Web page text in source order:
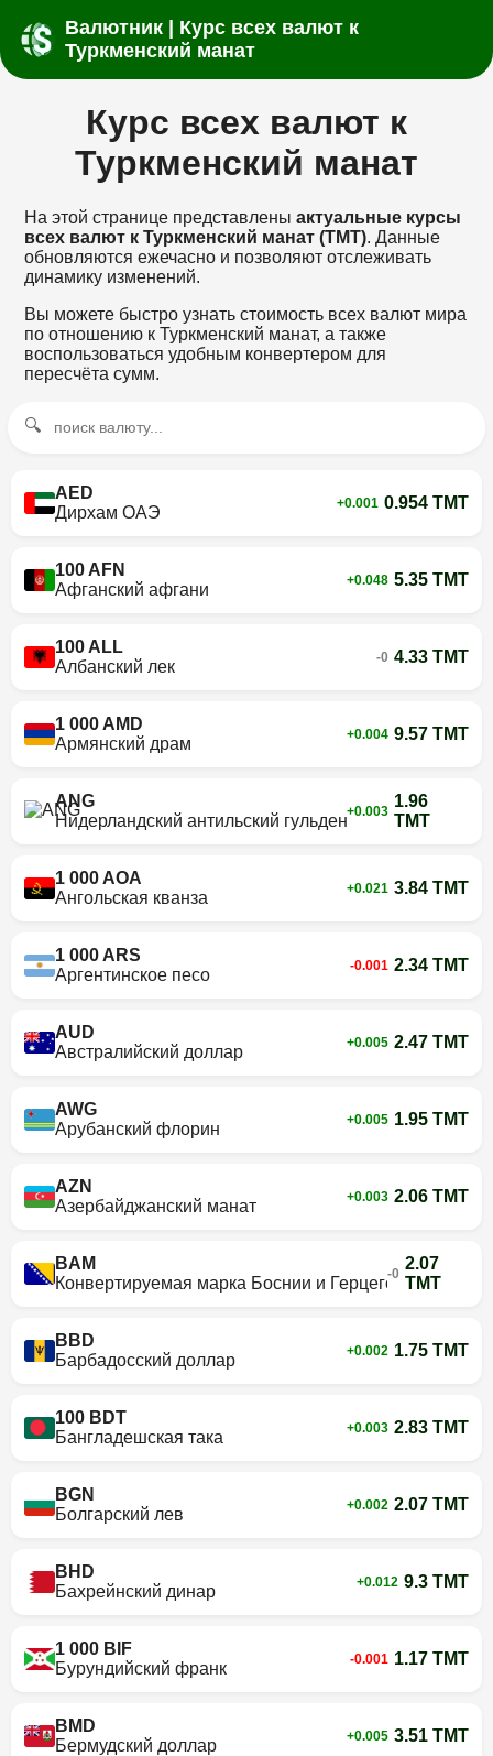
Валютник | Курс всех валют к
Туркменский манат
Курс всех валют к
Туркменский манат
На этой странице представленыактуальные курсы
всех валют к Туркменский манат (TMT). Данные
обновляются ежечасно и позволяют отслеживать
динамику изменений.
Вы можете быстро узнать стоимость всех валют мира
по отношению к Туркменский манат, а также
воспользоваться удобным конвертером для
пересчёта сумм.
🔍
AED
Дирхам ОАЭ
+0.001 0.954 TMT
100 AFN
Афганский афгани
+0.048 5.35 TMT
100 ALL
Албанский лек
-0 4.33 TMT
1 000 AMD
Армянский драм
+0.004 9.57 TMT
ANG
Нидерландский антильский гульден+0.003
1.96
TMT
1 000 AOA
Ангольская кванза
+0.021 3.84 TMT
1 000 ARS
Аргентинское песо
-0.001 2.34 TMT
AUD
Австралийский доллар
+0.005 2.47 TMT
AWG
Арубанский флорин
+0.005 1.95 TMT
AZN
Азербайджанский манат
+0.003 2.06 TMT
BAM
Конвертируемая марка Боснии и Герцеговины
-0
2.07
TMT
BBD
Барбадосский доллар
+0.002 1.75 TMT
100 BDT
Бангладешская така
+0.003 2.83 TMT
BGN
Болгарский лев
+0.002 2.07 TMT
BHD
Бахрейнский динар
+0.012 9.3 TMT
1 000 BIF
Бурундийский франк
-0.001 1.17 TMT
BMD
Бермудский доллар
+0.005 3.51 TMT